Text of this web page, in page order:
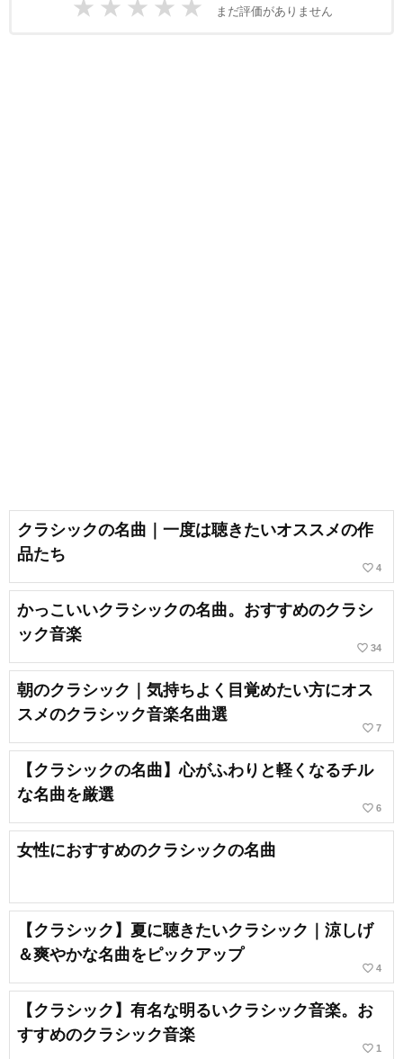
★ ★ ★ ★ ★ まだ評価がありません
クラシックの名曲｜一度は聴きたいオススメの作
品たち
favorite_border 4
かっこいいクラシックの名曲。おすすめのクラシ
ック音楽
favorite_border 34
朝のクラシック｜気持ちよく目覚めたい方にオス
スメのクラシック音楽名曲選
favorite_border 7
【クラシックの名曲】心がふわりと軽くなるチル
な名曲を厳選
favorite_border 6
女性におすすめのクラシックの名曲
【クラシック】夏に聴きたいクラシック｜涼しげ
＆爽やかな名曲をピックアップ
favorite_border 4
【クラシック】有名な明るいクラシック音楽。お
すすめのクラシック音楽
favorite_border 1